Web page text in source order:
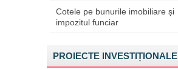
Cotele pe bunurile imobiliare și
impozitul funciar
PROIECTE INVESTIȚIONALE